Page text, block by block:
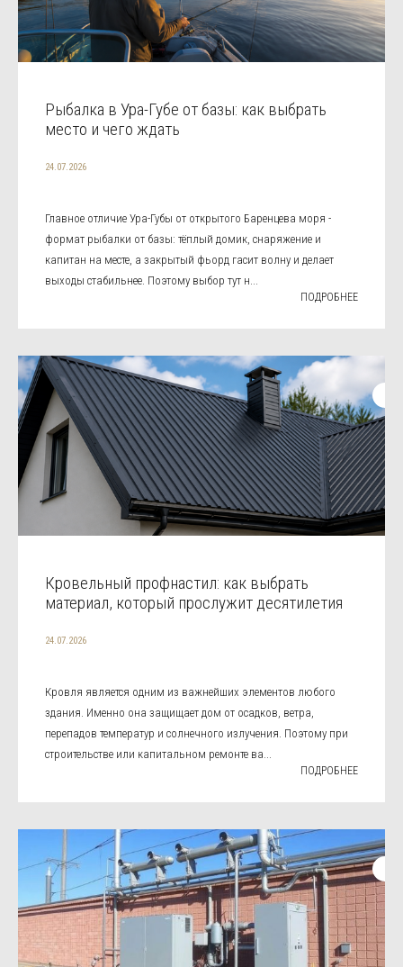
Рыбалка в Ура-Губе от базы: как выбрать
место и чего ждать
24.07.2026
Главное отличие Ура-Губы от открытого Баренцева моря -
формат рыбалки от базы: тёплый домик, снаряжение и
капитан на месте, а закрытый фьорд гасит волну и делает
выходы стабильнее. Поэтому выбор тут н...
ПОДРОБНЕЕ
Кровельный профнастил: как выбрать
материал, который прослужит десятилетия
24.07.2026
Кровля является одним из важнейших элементов любого
здания. Именно она защищает дом от осадков, ветра,
перепадов температур и солнечного излучения. Поэтому при
строительстве или капитальном ремонте ва...
ПОДРОБНЕЕ